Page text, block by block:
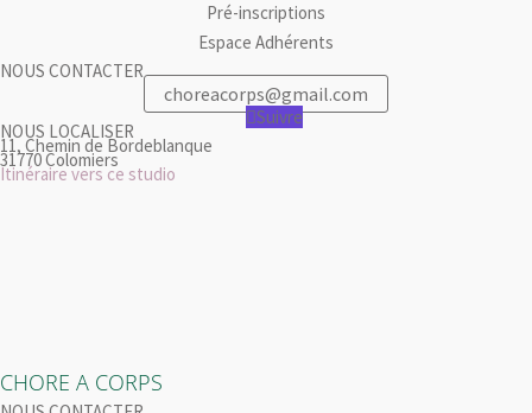
Pré-inscriptions
Espace Adhérents
NOUS CONTACTER
choreacorps@gmail.com
Suivre
NOUS LOCALISER
11, Chemin de Bordeblanque
31770 Colomiers
Itinéraire vers ce studio
CHORE A CORPS